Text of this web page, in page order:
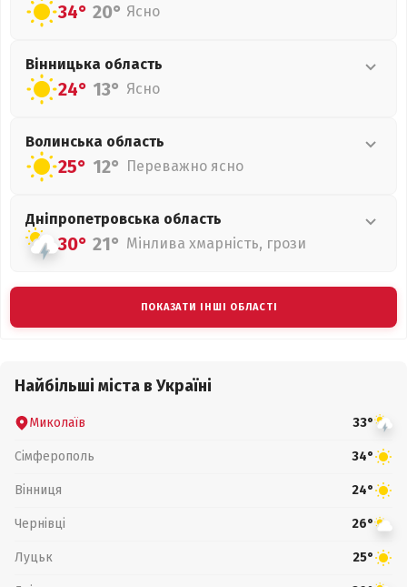
34° 20° Ясно
Вінницька область
24° 13° Ясно
Волинська область
25° 12° Переважно ясно
Дніпропетровська область
30° 21° Мінлива хмарність, грози
ПОКАЗАТИ ІНШІ ОБЛАСТІ
Найбільші міста в Україні
Миколаїв 33°
Сімферополь 34°
Вінниця 24°
Чернівці 26°
Луцьк 25°